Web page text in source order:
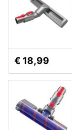
€ 18,99